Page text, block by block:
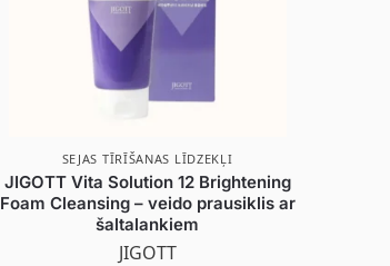
SEJAS TĪRĪŠANAS LĪDZEKĻI
JIGOTT Vita Solution 12 Brightening
Foam Cleansing – veido prausiklis ar
šaltalankiem
JIGOTT